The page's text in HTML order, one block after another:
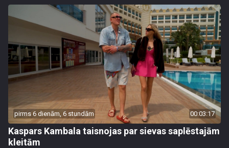
pirms 6 dienām, 6 stundām 00:03:17
Kaspars Kambala taisnojas par sievas saplēstajām
kleitām